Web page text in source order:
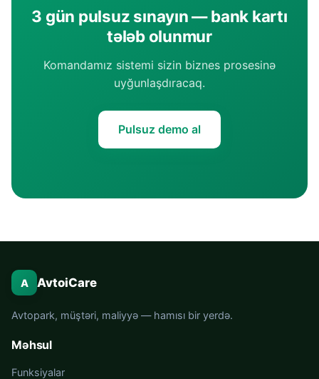
3 gün pulsuz sınayın — bank kartı
tələb olunmur
Komandamız sistemi sizin biznes prosesinə
uyğunlaşdıracaq.
Pulsuz demo al
A AvtoiCare
Avtopark, müştəri, maliyyə — hamısı bir yerdə.
Məhsul
Funksiyalar